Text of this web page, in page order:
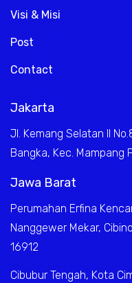
Visi & Misi
Post
Contact
Jakarta
Jl. Kemang Selatan II
Bangka, Kec. Mampang
Jawa Barat
Perumahan Erfina
Nanggewer Mekar,
16912
Cibubur Tengah, Kota